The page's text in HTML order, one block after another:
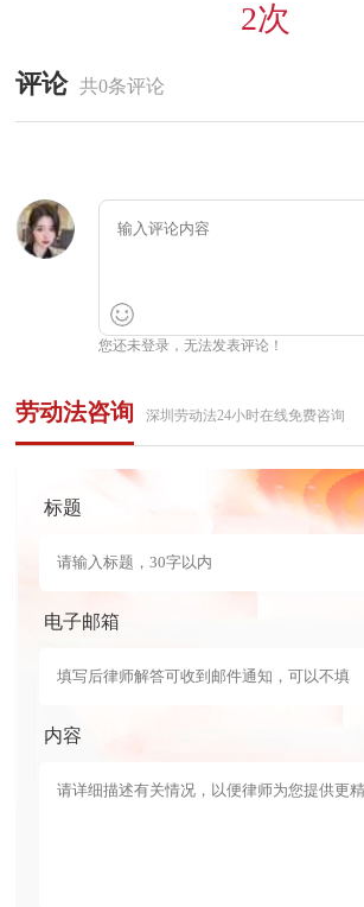
2次
评论 共0条评论
您还未登录，无法发表评论！
劳动法咨询 深圳劳动法24小时在线免费咨询
标题
电子邮箱
内容